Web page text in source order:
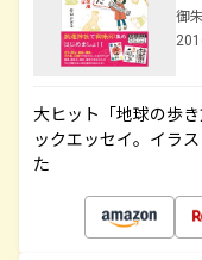
御
大ヒット「地球の歩
ックエッセイ。イラ
た